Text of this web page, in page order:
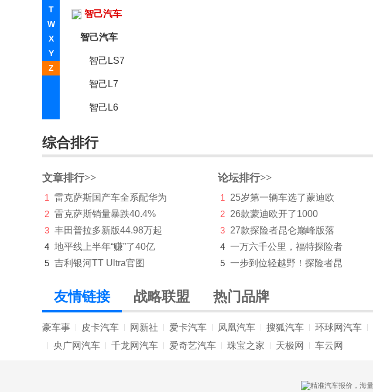
T
W
X
Y
Z
智己汽车
智己汽车
智己LS7
智己L7
智己L6
智己LS9
智己LS8
中国重汽
中国重汽VGV
中兴
综合排行
文章排行>>
1
雷克萨斯国产车全系配华为
2 雷克萨斯销量暴跌40.4%
3 丰田普拉多新版44.98万起
4 地平线上半年“赚”了40亿
5 吉利银河TT Ultra官图
论坛排行>>
1
25岁第一辆车选了蒙迪欧
2 26款蒙迪欧开了1000
3 27款探险者昆仑巅峰版落
4 一万六千公里，福特探险者
5 一步到位轻越野！探险者昆
友情链接 战略联盟 热门品牌
豪车事 皮卡汽车 网新社 爱卡汽车 凤凰汽车 搜狐汽车 环球网汽车
央广网汽车 千龙网汽车 爱奇艺汽车 珠宝之家 天极网 车云网